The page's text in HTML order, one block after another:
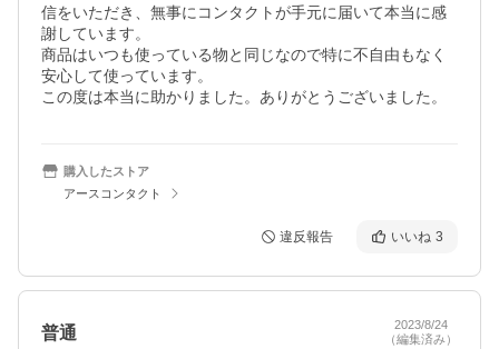
信をいただき、無事にコンタクトが手元に届いて本当に感
謝しています。
商品はいつも使っている物と同じなので特に不自由もなく
安心して使っています。
この度は本当に助かりました。ありがとうございました。
購入したストア
アースコンタクト
違反報告 いいね 3
普通
2023/8/24
（編集済み）